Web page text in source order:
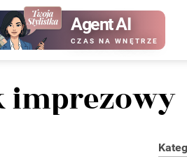
Agent AI
CZAS NA WNĘTRZE
imprezowy